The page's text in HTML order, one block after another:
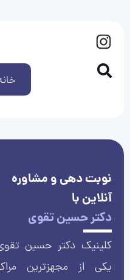
نوبت دهی و مشاوره
آنلاین با
دکتر حسین تقوی
کلینیک دکتر حسین
یکی از مجهزترین